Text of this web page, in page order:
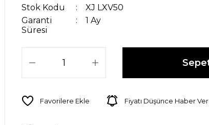
Stok Kodu
XJ LXV50
Garanti
Süresi
1 Ay
Fiyatı Düşünce Haber Ver